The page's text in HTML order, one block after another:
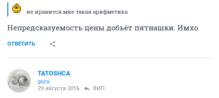
не нравится мне такая арифметика
Непредсказуемость цены добьёт пятнашки. Имхо.
ОТВЕТИТЬ
TATOSHCA
guru
29 августа 2016 ВИП